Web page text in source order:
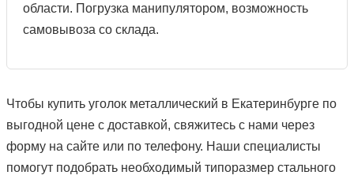
области. Погрузка манипулятором, возможность
самовывоза со склада.
Чтобы купить уголок металлический в Екатеринбурге по
выгодной цене с доставкой, свяжитесь с нами через
форму на сайте или по телефону. Наши специалисты
помогут подобрать необходимый типоразмер стального